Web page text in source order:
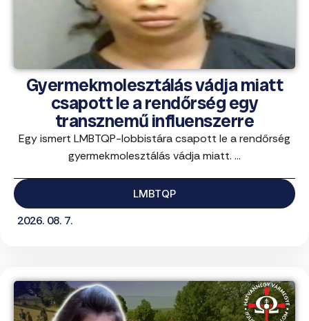
Gyermekmolesztálás vádja miatt
csapott le a rendőrség egy
transznemű influenszerre
Egy ismert LMBTQP-lobbistára csapott le a rendőrség
gyermekmolesztálás vádja miatt. ...
LMBTQP
2026. 08. 7.